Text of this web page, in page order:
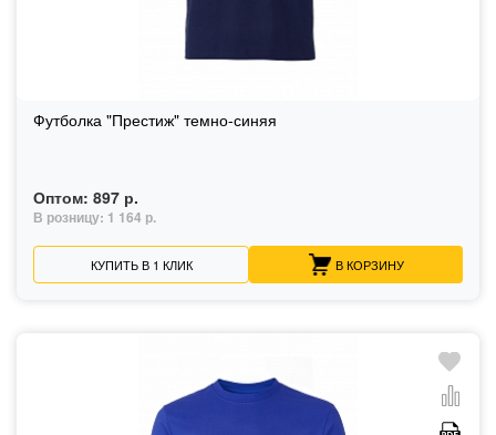
Футболка "Престиж" темно-синяя
Оптом: 897 р.
В розницу: 1 164 р.
КУПИТЬ В 1 КЛИК В КОРЗИНУ